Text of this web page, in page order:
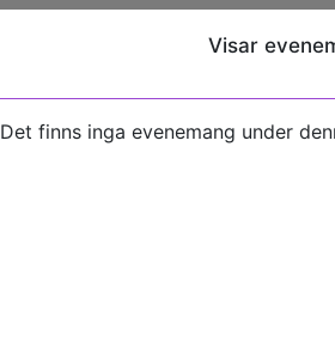
Visar
Det finns inga evenemang under